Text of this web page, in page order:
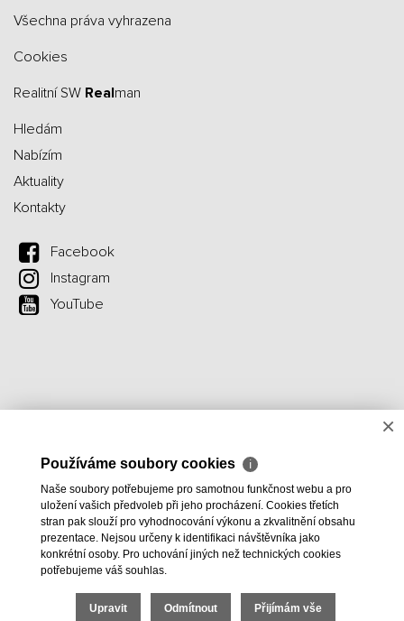
všechna práva vyhrazena
Cookies
Realitní SW Realman
Hledám
Nabízím
Aktuality
Kontakty
Facebook
Instagram
YouTube
×
Používáme soubory cookies ℹ
Naše soubory potřebujeme pro samotnou funkčnost webu a pro
uložení vašich předvoleb při jeho procházení. Cookies třetích
stran pak slouží pro vyhodnocování výkonu a zkvalitnění obsahu
prezentace. Nejsou určeny k identifikaci návštěvníka jako
konkrétní osoby. Pro uchování jiných než technických cookies
potřebujeme váš souhlas.
Upravit Odmítnout Přijímám vše